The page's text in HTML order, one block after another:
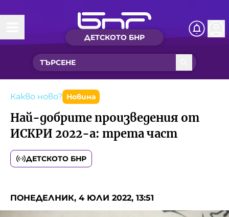
ДЕТСКОТО БНР
Начало
Какво ново?
Рубрики с вълшебства
Детско радио
Чуйте
Новините на детски език
Песнички
Интересен архив
Какво ново? Новина
Най-добрите произведения от
ИСКРИ 2022-а: трета част
ДЕТСКОТО БНР
ПОНЕДЕЛНИК, 4 ЮЛИ 2022, 13:51